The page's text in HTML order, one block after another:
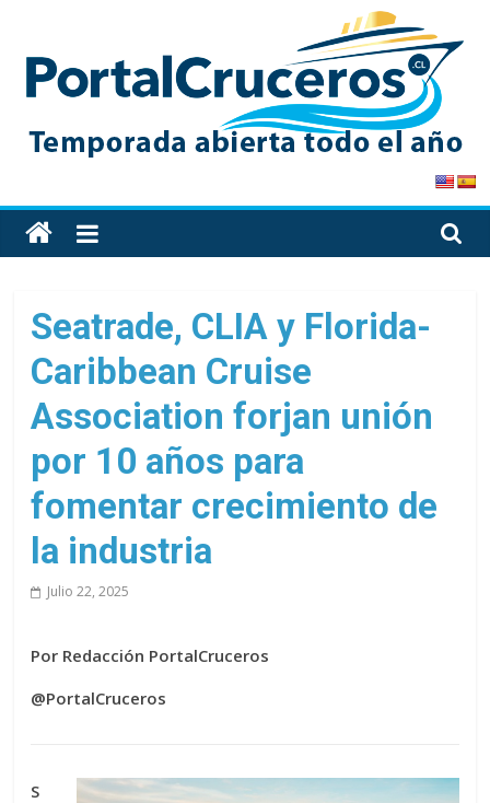
content
PortalCruceros
Toda
la
de
cruceros
en
solo
Seatrade, CLIA y Florida-
Caribbean Cruise
Association forjan unión
por 10 años para
fomentar crecimiento de
la industria
Julio 22, 2025
Por Redacción PortalCruceros
@PortalCruceros
S